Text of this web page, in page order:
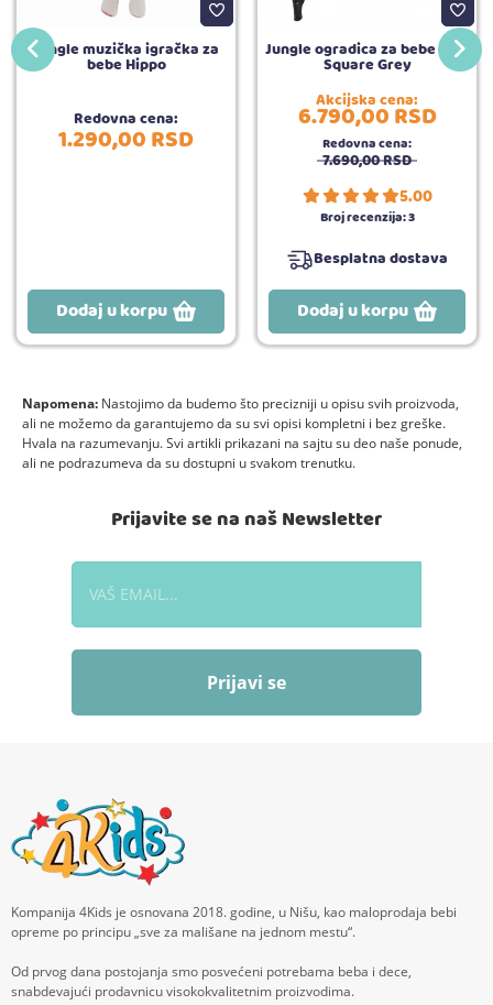
Jungle muzička igračka za
bebe Hippo
Redovna cena:
1.290,00RSD
Dodaj u korpu
Jungle ogradica za bebe Play
Square Grey
Akcijska cena:
6.790,00RSD
Redovna cena:
7.690,00RSD
5.00
Broj recenzija:3
Besplatna dostava
Dodaj u korpu
Napomena: Nastojimo da budemo što precizniji u opisu svih proizvoda,
ali ne možemo da garantujemo da su svi opisi kompletni i bez greške.
Hvala na razumevanju. Svi artikli prikazani na sajtu su deo naše ponude,
ali ne podrazumeva da su dostupni u svakom trenutku.
Prijavite se na naš Newsletter
Prijavi se
Kompanija 4Kids je osnovana 2018. godine, u Nišu, kao maloprodaja bebi
opreme po principu „sve za mališane na jednom mestu“.
Od prvog dana postojanja smo posvećeni potrebama beba i dece,
snabdevajući prodavnicu visokokvalitetnim proizvodima.